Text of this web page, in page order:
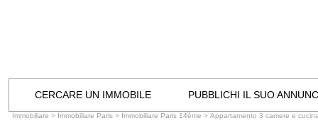
CERCARE UN IMMOBILE PUBBLICHI IL SUO
Immobiliare > Immobiliare Paris > Immobiliare Paris 14ème > Appartamento 3 camere e